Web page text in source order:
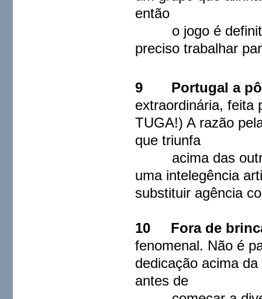
então
o jogo é
preciso trabalhar
9 Portugal a
extraordinária, feita
TUGA!) A razão
que triunfa
acima das
uma intelegência
substituir agência
10 Fora de
fenomenal. Não é
dedicação acima
antes de